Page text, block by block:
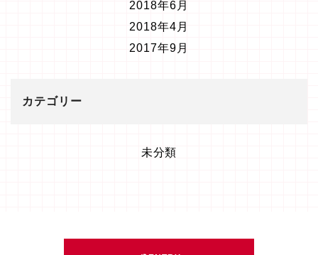
2018年6月
2018年4月
2017年9月
カテゴリー
未分類